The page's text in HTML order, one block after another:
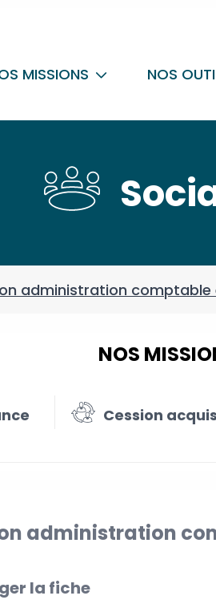
MISSIONS NOS
administration comptable
NOS
Cession
administration
la fiche